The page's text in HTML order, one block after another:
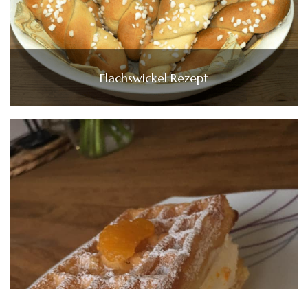
Flachswickel Rezept